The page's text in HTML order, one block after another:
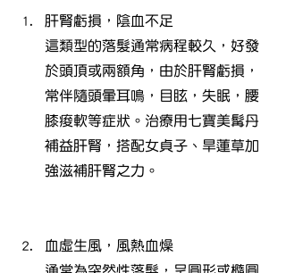
肝腎虧損，陰血不足
這類型的落髮通常病程較久，好發
於頭頂或兩額角，由於肝腎虧損，
常伴隨頭暈耳鳴，目眩，失眠，腰
膝痠軟等症狀。治療用七寶美髯丹
補益肝腎，搭配女貞子、旱蓮草加
強滋補肝腎之力。
血虛生風，風熱血燥